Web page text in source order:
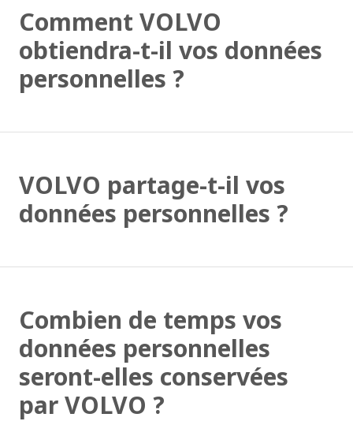
Comment VOLVO
obtiendra-t-il vos données
personnelles ?
VOLVO partage-t-il vos
données personnelles ?
Combien de temps vos
données personnelles
seront-elles conservées
par VOLVO ?